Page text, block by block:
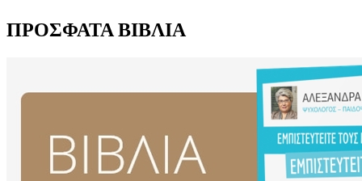
ΠΡΟΣΦΑΤΑ ΒΙΒΛΙΑ